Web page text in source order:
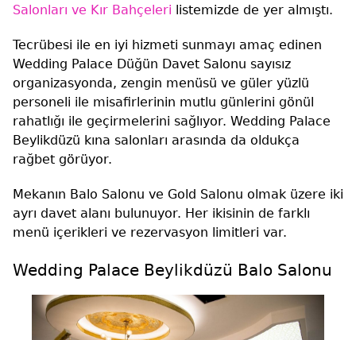
Salonları ve Kır Bahçeleri listemizde de yer almıştı.
Tecrübesi ile en iyi hizmeti sunmayı amaç edinen
Wedding Palace Düğün Davet Salonu sayısız
organizasyonda, zengin menüsü ve güler yüzlü
personeli ile misafirlerinin mutlu günlerini gönül
rahatlığı ile geçirmelerini sağlıyor. Wedding Palace
Beylikdüzü kına salonları arasında da oldukça
rağbet görüyor.
Mekanın Balo Salonu ve Gold Salonu olmak üzere iki
ayrı davet alanı bulunuyor. Her ikisinin de farklı
menü içerikleri ve rezervasyon limitleri var.
Wedding Palace Beylikdüzü Balo Salonu